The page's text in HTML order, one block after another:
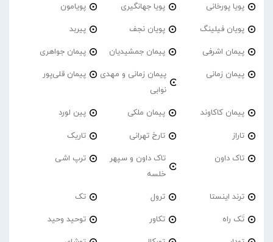
پویا پورخانی پویا جهانگیری پویامون
پویان فیلینگ پویان نجف پیربد
پیمان اشرفی پیمان جمشیدیان پیمان جواهری
پیمان زمانی
پیمان زمانی و مهدی
نوابی
پیمان قلی‌پور
پیمان کاکاوند پیمان ملکی پین لورد
تاراز تارخ تهرانی تاریک
تاک داون
تاک داون و سپهر
خلسه
ترپ اشی
ترند اینستا ترول تک
تَک راه تکاور توحید وحید